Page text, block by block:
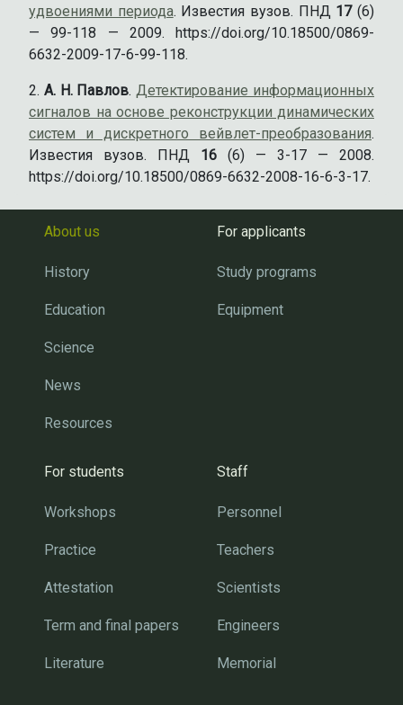
удвоениями периода. Известия вузов. ПНД 17(6)
— 99-118 — 2009. https://doi.org/10.18500/0869-
6632-2009-17-6-99-118.
А. Н. Павлов.Детектирование информационных
сигналов на основе реконструкции динамических
систем и дискретного вейвлет-преобразования.
Известия вузов. ПНД 16 (6) — 3-17 — 2008.
https://doi.org/10.18500/0869-6632-2008-16-6-3-17.
About us
History
Education
Science
News
Resources
For applicants
Study programs
Equipment
For students
Workshops
Practice
Attestation
Term and final papers
Literature
Staff
Personnel
Teachers
Scientists
Engineers
Memorial